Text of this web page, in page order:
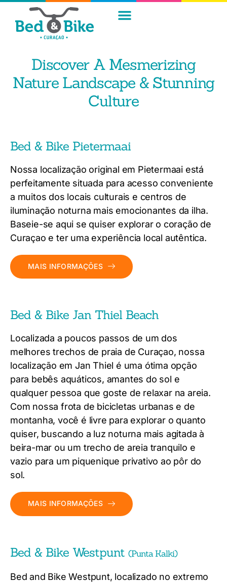
Discover A Mesmerizing
Nature Landscape & Stunning
Culture
Bed & Bike Pietermaai
Nossa localização original em Pietermaai está
perfeitamente situada para acesso conveniente
a muitos dos locais culturais e centros de
iluminação noturna mais emocionantes da ilha.
Baseie-se aqui se quiser explorar o coração de
Curaçao e ter uma experiência local autêntica.
MAIS INFORMAÇÕES
Bed & Bike Jan Thiel Beach
Localizada a poucos passos de um dos
melhores trechos de praia de Curaçao, nossa
localização em Jan Thiel é uma ótima opção
para bebês aquáticos, amantes do sol e
qualquer pessoa que goste de relaxar na areia.
Com nossa frota de bicicletas urbanas e de
montanha, você é livre para explorar o quanto
quiser, buscando a luz noturna mais agitada à
beira-mar ou um trecho de areia tranquilo e
vazio para um piquenique privativo ao pôr do
sol.
MAIS INFORMAÇÕES
Bed & Bike Westpunt(Punta Kalki)
Bed and Bike Westpunt, localizado no extremo